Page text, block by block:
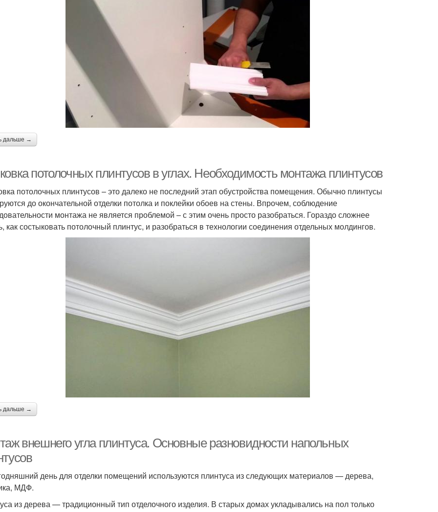
дальше →
потолочных плинтусов в углах. Необходимость монтажа плинтусов
потолочных плинтусов – это далеко не последний этап обустройства помещения. Обычно плинтусы
до окончательной отделки потолка и поклейки обоев на стены. Впрочем, соблюдение
монтажа не является проблемой – с этим очень просто разобраться. Гораздо сложнее
как состыковать потолочный плинтус, и разобраться в технологии соединения отдельных молдингов.
дальше →
внешнего угла плинтуса. Основные разновидности напольных
день для отделки помещений используются плинтуса из следующих материалов — дерева,
МДФ.
из дерева — традиционный тип отделочного изделия. В старых домах укладывались на пол только